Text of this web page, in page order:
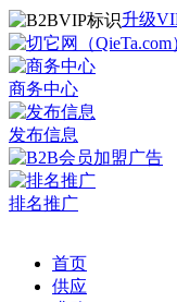
升级
商务中心
发布信息
排名推广
首页
供应